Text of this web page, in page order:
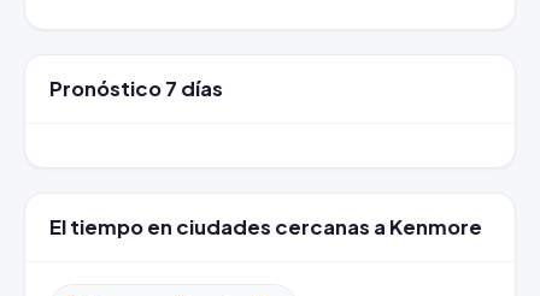
Pronóstico 7 días
El tiempo en ciudades cercanas a Kenmore